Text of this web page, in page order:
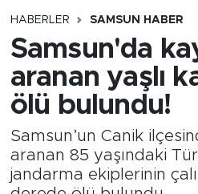
HABERLER SAMSUN HABER
Samsun'da
aranan yaşlı
ölü bulundu!
Samsun’un Canik
aranan 85 yaşındaki
jandarma ekiplerinin
Son Dakika Haberleri
Haber Arşivi